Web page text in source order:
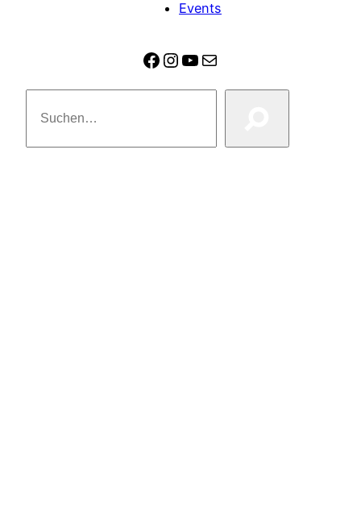
Events
Facebook
Instagram
YouTube
E-Mail